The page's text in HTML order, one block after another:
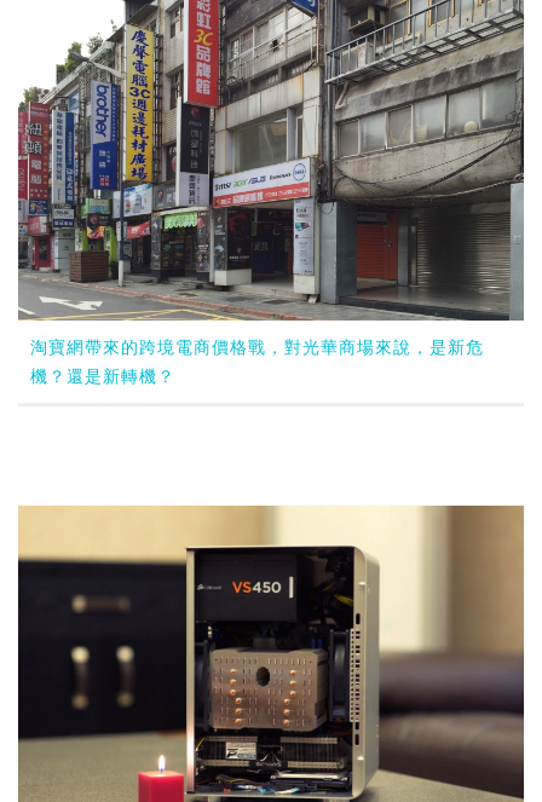
淘寶網帶來的跨境電商價格戰，對光華商場來說，是新危
機？還是新轉機？